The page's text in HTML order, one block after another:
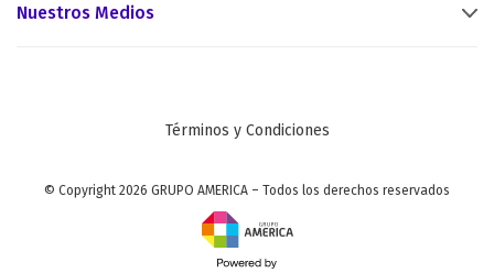
Nuestros Medios
Términos y Condiciones
© Copyright 2026 GRUPO AMERICA – Todos los derechos reservados